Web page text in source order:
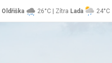
Oldřiška 26°C | Zítra Lada 24°C